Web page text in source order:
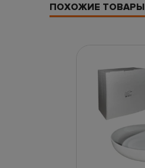
ПОХОЖИЕ ТОВАРЫ